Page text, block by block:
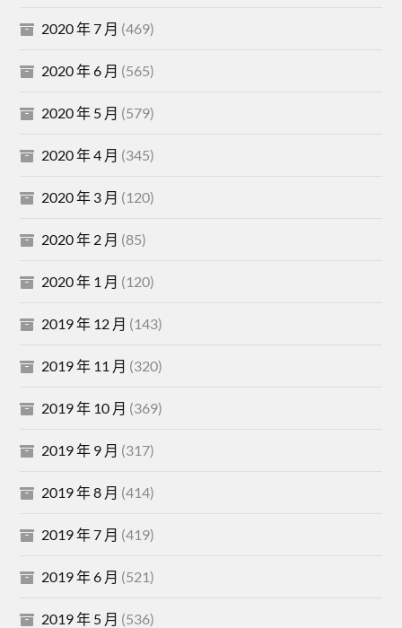
2020 年 7 月 (469)
2020 年 6 月 (565)
2020 年 5 月 (579)
2020 年 4 月 (345)
2020 年 3 月 (120)
2020 年 2 月 (85)
2020 年 1 月 (120)
2019 年 12 月 (143)
2019 年 11 月 (320)
2019 年 10 月 (369)
2019 年 9 月 (317)
2019 年 8 月 (414)
2019 年 7 月 (419)
2019 年 6 月 (521)
2019 年 5 月 (536)